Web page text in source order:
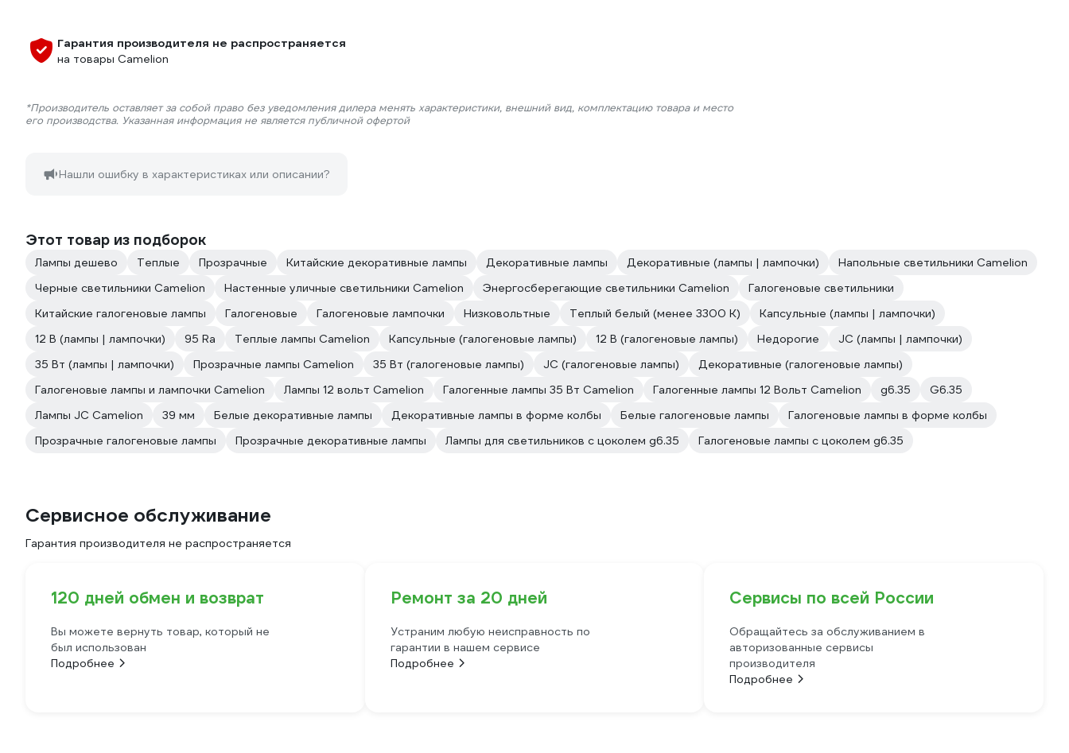
Гарантия производителя не распространяется
на товары Camelion
*Производитель оставляет за собой право без уведомления дилера менять характеристики, внешний вид, комплектацию товара и место
его производства. Указанная информация не является публичной офертой
Нашли ошибку в характеристиках или описании?
Этот товар из подборок
Лампы дешево Теплые Прозрачные Китайские декоративные лампы Декоративные лампы Декоративные (лампы | лампочки)
Напольные светильники Camelion
Черные светильники Camelion
Настенные уличные светильники Camelion Энергосберегающие светильники Camelion
Галогеновые светильники
Китайские галогеновые лампы
Галогеновые Галогеновые лампочки Низковольтные Теплый белый (менее 3300 К)
Капсульные (лампы | лампочки)
12 В (лампы | лампочки)
95 Ra Теплые лампы Camelion Капсульные (галогеновые лампы) 12 В (галогеновые лампы) Недорогие
JC (лампы | лампочки)
35 Вт (лампы | лампочки)
Прозрачные лампы Camelion 35 Вт (галогеновые лампы) JC (галогеновые лампы)
Декоративные (галогеновые лампы)
Галогеновые лампы и лампочки Camelion
Лампы 12 вольт Camelion Галогенные лампы 35 Вт Camelion Галогенные лампы 12 Вольт Camelion g6.35
G6.35
Лампы JC Camelion
39 мм Белые декоративные лампы Декоративные лампы в форме колбы Белые галогеновые лампы
Галогеновые лампы в форме колбы
Прозрачные галогеновые лампы
Прозрачные декоративные лампы Лампы для светильников с цоколем g6.35 Галогеновые лампы с цоколем g6.35
Сервисное обслуживание
Гарантия производителя не распространяется
120 дней обмен и возврат
Вы можете вернуть товар, который не
был использован
Подробнее
Ремонт за 20 дней
Устраним любую неисправность по
гарантии в нашем сервисе
Подробнее
Сервисы по всей России
Обращайтесь за обслуживанием в
авторизованные сервисы
производителя
Подробнее